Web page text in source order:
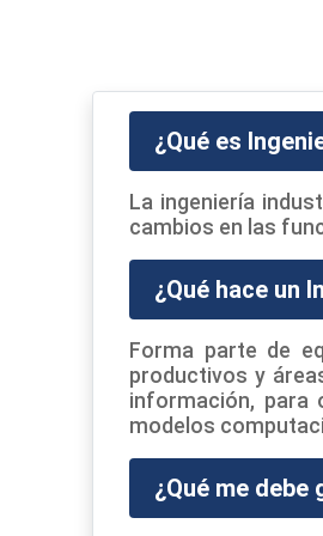
¿Qué es
La ingeniería
cambios en las
¿Qué hace un
Forma parte de
productivos y
información, para
modelos
¿Qué me